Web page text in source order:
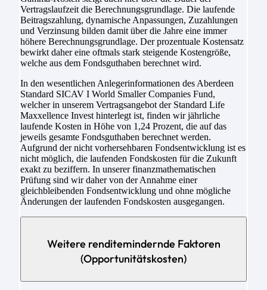
Vertragslaufzeit die Berechnungsgrundlage. Die laufende
Beitragszahlung, dynamische Anpassungen, Zuzahlungen
und Verzinsung bilden damit über die Jahre eine immer
höhere Berechnungsgrundlage. Der prozentuale Kostensatz
bewirkt daher eine oftmals stark steigende Kostengröße,
welche aus dem Fondsguthaben berechnet wird.
In den wesentlichen Anlegerinformationen des Aberdeen
Standard SICAV I World Smaller Companies Fund,
welcher in unserem Vertragsangebot der Standard Life
Maxxellence Invest hinterlegt ist, finden wir jährliche
laufende Kosten in Höhe von 1,24 Prozent, die auf das
jeweils gesamte Fondsguthaben berechnet werden.
Aufgrund der nicht vorhersehbaren Fondsentwicklung ist es
nicht möglich, die laufenden Fondskosten für die Zukunft
exakt zu beziffern. In unserer finanzmathematischen
Prüfung sind wir daher von der Annahme einer
gleichbleibenden Fondsentwicklung und ohne mögliche
Änderungen der laufenden Fondskosten ausgegangen.
Weitere renditemindernde Faktoren
(Opportunitätskosten)